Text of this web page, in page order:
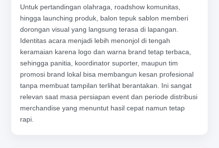
Untuk pertandingan olahraga, roadshow komunitas,
hingga launching produk, balon tepuk sablon memberi
dorongan visual yang langsung terasa di lapangan.
Identitas acara menjadi lebih menonjol di tengah
keramaian karena logo dan warna brand tetap terbaca,
sehingga panitia, koordinator suporter, maupun tim
promosi brand lokal bisa membangun kesan profesional
tanpa membuat tampilan terlihat berantakan. Ini sangat
relevan saat masa persiapan event dan periode distribusi
merchandise yang menuntut hasil cepat namun tetap
rapi.